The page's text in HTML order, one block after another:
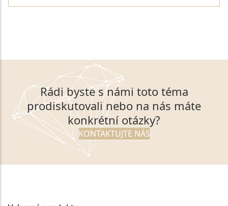
Rádi byste s námi toto téma
prodiskutovali nebo na nás máte
konkrétní otázky?
KONTAKTUJTE NÁS